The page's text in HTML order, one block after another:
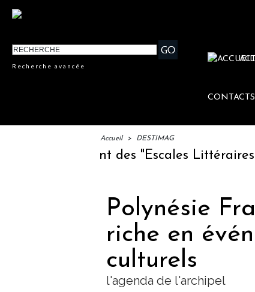
Recherche avancée
CONTACTS
Accueil > DESTIMAG
: lancement des "Escales Littéraires",
Polynésie
riche en
culturels
l'agenda de l'archipel